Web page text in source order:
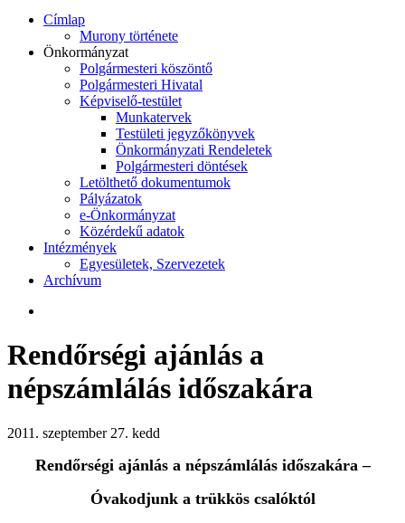
Címlap
Murony története
Önkormányzat
Polgármesteri köszöntő
Polgármesteri Hivatal
Képviselő-testület
Munkatervek
Testületi jegyzőkönyvek
Önkormányzati Rendeletek
Polgármesteri döntések
Letölthető dokumentumok
Pályázatok
e-Önkormányzat
Közérdekű adatok
Intézmények
Egyesületek, Szervezetek
Archívum
Rendőrségi ajánlás a
népszámlálás időszakára
2011. szeptember 27. kedd
Rendőrségi ajánlás a népszámlálás időszakára –
Óvakodjunk a trükkös csalóktól